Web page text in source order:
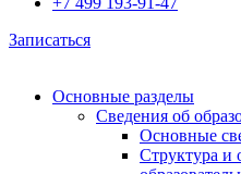
Записаться
Основные разделы
Сведения об
Основные
Структура и